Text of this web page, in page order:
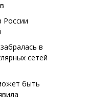
России
в
сетей
быть